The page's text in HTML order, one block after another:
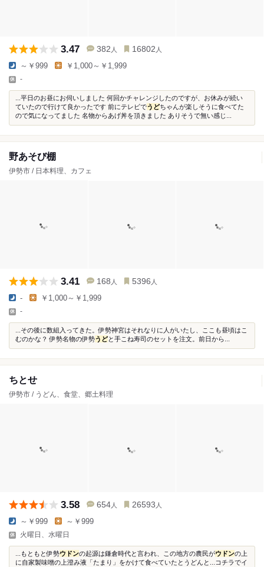
3.47 382 人 16802 人
～￥999 ￥1,000～￥1,999
-
...平日のお昼にお伺いしました 何回かチャレンジしたのですが、お休みが続い
ていたので行けて良かったです 前にテレビでうどちゃんが楽しそうに食べてた
ので気になってました 名物からあげ丼を頂きました ありそうで無い感じ...
野あそび棚
伊勢市 / 日本料理、カフェ
3.41 168 人 5396 人
- ￥1,000～￥1,999
-
...その後に数組入ってきた。伊勢神宮はそれなりに人がいたし、ここも昼頃はこ
むのかな？ 伊勢名物の伊勢うどと手こね寿司のセットを注文。前日から...
ちとせ
伊勢市 / うどん、食堂、郷土料理
3.58 654 人 26593 人
～￥999 ～￥999
火曜日、水曜日
...もともと伊勢ウドンの起源は鎌倉時代と言われ、この地方の農民がウドンの上
に自家製味噌の上澄み液「たまり」をかけて食べていたとうどんと...コチラでイ